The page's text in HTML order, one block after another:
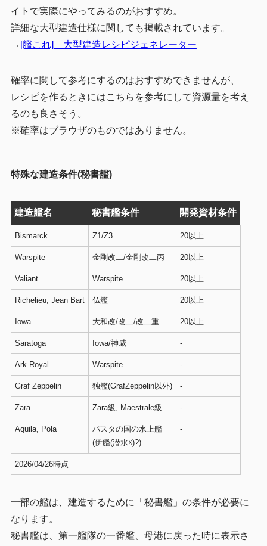
イトで実際にやってみるのがおすすめ。
詳細な大型建造仕様に関しても掲載されています。
→ [艦これ] 大型建造レシピジェネレーター
確率に関して参考にするのはおすすめできませんが、
レシピを作るときにはこちらを参考にして資源量を考え
るのも良さそう。
※確率はブラウザのものではありません。
特殊な建造条件(秘書艦)
建造艦名 秘書艦条件 開発資材条件
Bismarck Z1/Z3 20以上
Warspite 金剛改二/金剛改二丙 20以上
Valiant Warspite 20以上
Richelieu, Jean Bart 仏艦 20以上
Iowa 大和改/改二/改二重 20以上
Saratoga Iowa/神威 -
Ark Royal Warspite -
Graf Zeppelin 独艦(GrafZeppelin以外) -
Zara Zara級, Maestrale級 -
Aquila, Pola
パスタの国の水上艦
(伊艦(潜水☓)?)
-
2026/04/26時点
一部の艦は、建造するために「秘書艦」の条件が必要に
なります。
秘書艦は、第一艦隊の一番艦、母港に戻った時に表示さ